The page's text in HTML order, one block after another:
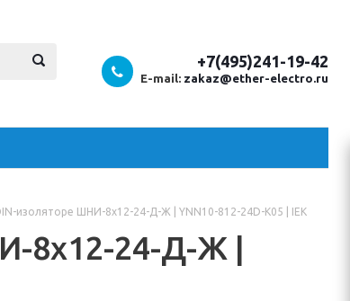
+7(495)241-19-42
E-mail: zakaz@ether-electro.ru
изоляторе ШНИ-8х12-24-Д-Ж | YNN10-812-24D-K05 | IEK
8х12-24-Д-Ж |